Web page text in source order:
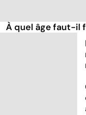
À quel âge faut-il